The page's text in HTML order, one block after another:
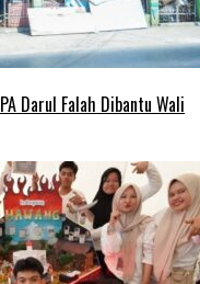
Darul Falah Dibantu Wali